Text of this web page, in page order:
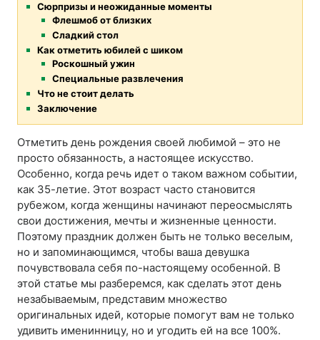
Сюрпризы и неожиданные моменты
Флешмоб от близких
Сладкий стол
Как отметить юбилей с шиком
Роскошный ужин
Специальные развлечения
Что не стоит делать
Заключение
Отметить день рождения своей любимой – это не
просто обязанность, а настоящее искусство.
Особенно, когда речь идет о таком важном событии,
как 35-летие. Этот возраст часто становится
рубежом, когда женщины начинают переосмыслять
свои достижения, мечты и жизненные ценности.
Поэтому праздник должен быть не только веселым,
но и запоминающимся, чтобы ваша девушка
почувствовала себя по-настоящему особенной. В
этой статье мы разберемся, как сделать этот день
незабываемым, представим множество
оригинальных идей, которые помогут вам не только
удивить именинницу, но и угодить ей на все 100%.